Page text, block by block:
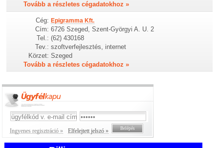
Tovább a részletes cégadatokhoz »
Cég: Epigramma Kft.
Cím: 6726 Szeged, Szent-Györgyi A. U. 2
Tel.: (62) 430168
Tev.: szoftverfejlesztés, internet
Körzet: Szeged
Tovább a részletes cégadatokhoz »
Ingyenes regisztráció » Elfelejtett jelszó »